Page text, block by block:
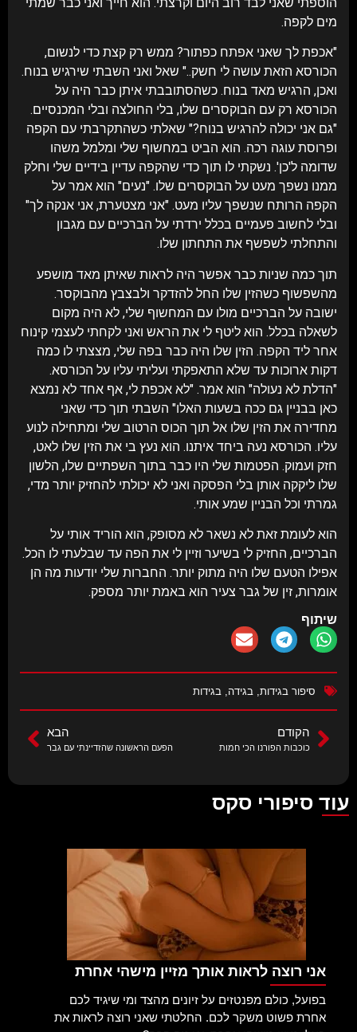
מים לקפה.
"אכפת לך שאני אפתח כפתור? ממש רק קצת כדי לנשום,
הכורסא הזאת עושה לי חשק.." שאל ואני השבתי שירגיש בנוח.
ואכן, הרגיש מאד בנוח. כשהסתובבתי איתן כבר היה על
הכורסא רק עם הבוקסרים שלו, בלי החולצה ובלי המכנסיים.
"גם אני יכולה להרגיש בנוח?" שאלתי כשהתקרבתי עם הקפה
ופרוסת עוגה רכה. הוא הביט במחשוף שלי ומלמל משהו
שדומה ל'כן'. נשקתי לו תוך כדי שהקפה עדיין בידיים שלי וחלק
ממנו נשפך מעט על הבוקסרים שלו. "נעים" הוא אמר על
הקפה הרותח שנשפך עליו מעט. "אני מצטערת, אני אנקה לך"
ובלי לחשוב פעמיים בכלל ירדתי על הברכיים עם מגבון
והתחלתי לשפשף את התחתון שלו.
תוך כמה שניות כבר אפשר היה לראות שאיתן מאד מושפע
מהשפשוף כשהזין שלו החל להזדקר ולבצבץ מהבוקסר.
ישובה על הברכיים מולו עם המחשוף שלי, לא היה מקום
לשאלה בכלל. הוא ליטף לי את הראש ואני לקחתי לעצמי קינוח
אחר ליד הקפה. הזין שלו היה כבר בפה שלי, מצצתי לו כמה
דקות ארוכות עד שלא התאפקתי ועליתי עליו על הכורסא.
"הדלת לא נעולה" הוא אמר. "לא אכפת לי, אף אחד לא נמצא
כאן בבניין גם ככה בשעות האלו" השבתי תוך כדי שאני
מחדירה את הזין שלו אל תוך הכוס הרטוב שלי ומתחילה לנוע
עליו. הכורסא נעה ביחד איתנו. הוא נעץ בי את הזין שלו לאט,
חזק ועמוק. הפטמות שלי היו כבר בתוך השפתיים שלו, הלשון
שלו ליקקה אותן בלי הפסקה ואני לא יכולתי להחזיק יותר מדי,
גמרתי וכל הבניין שמע אותי.
הוא לעומת זאת לא נשאר לא מסופק, הוא הוריד אותי על
הברכיים, החזיק לי בשיער וזיין לי את הפה עד שבלעתי לו הכל.
אפילו הטעם שלו היה מתוק יותר. החברות שלי יודעות מה הן
אומרות, זין של גבר צעיר הוא באמת יותר מספק.
שיתוף
סיפור בגידות בגידה בגידות
הקודם
כוכבות הפורנו הכי חמות
הבא
הפעם הראשונה שהזדיינתי עם גבר
עוד סיפורי סקס
אני רוצה לראות אותך מזיין מישהי אחרת
בפועל, כולם מפנטזים על זיונים מהצד ומי שיגיד לכם
אחרת פשוט משקר לכם. החלטתי שאני רוצה לראות את